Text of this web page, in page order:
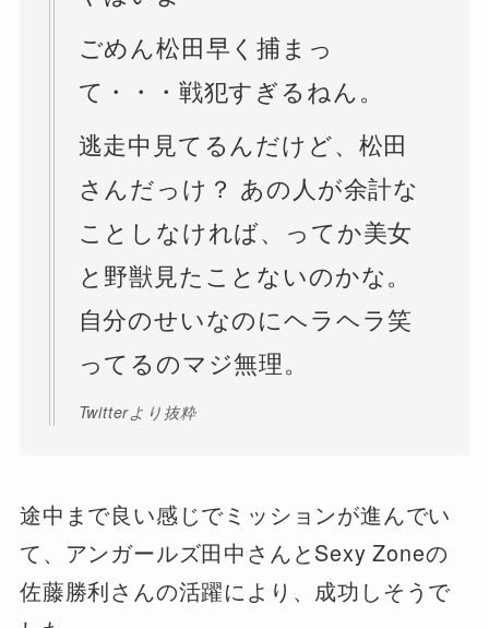
ごめん松田早く捕まっ
て・・・戦犯すぎるねん。
逃走中見てるんだけど、松田
さんだっけ？ あの人が余計な
ことしなければ、ってか美女
と野獣見たことないのかな。
自分のせいなのにヘラヘラ笑
ってるのマジ無理。
Twitterより抜粋
途中まで良い感じでミッションが進んでい
て、アンガールズ田中さんとSexy Zoneの
佐藤勝利さんの活躍により、成功しそうで